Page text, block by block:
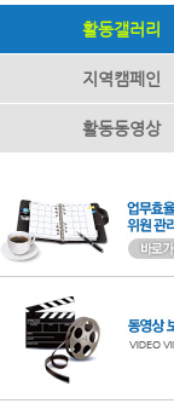
활동갤러리
지역캠페인
활동동영상